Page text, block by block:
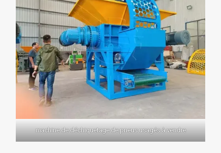
machine de déchiquetage de pneus usagés à vendre